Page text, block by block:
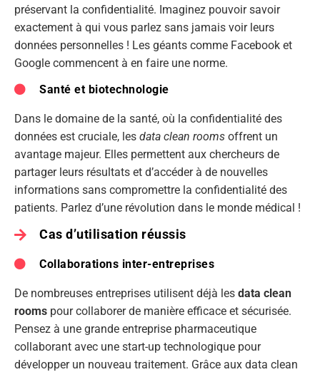
préservant la confidentialité. Imaginez pouvoir savoir
exactement à qui vous parlez sans jamais voir leurs
données personnelles ! Les géants comme Facebook et
Google commencent à en faire une norme.
Santé et biotechnologie
Dans le domaine de la santé, où la confidentialité des
données est cruciale, les data clean rooms offrent un
avantage majeur. Elles permettent aux chercheurs de
partager leurs résultats et d’accéder à de nouvelles
informations sans compromettre la confidentialité des
patients. Parlez d’une révolution dans le monde médical !
Cas d’utilisation réussis
Collaborations inter-entreprises
De nombreuses entreprises utilisent déjà les data clean
rooms pour collaborer de manière efficace et sécurisée.
Pensez à une grande entreprise pharmaceutique
collaborant avec une start-up technologique pour
développer un nouveau traitement. Grâce aux data clean